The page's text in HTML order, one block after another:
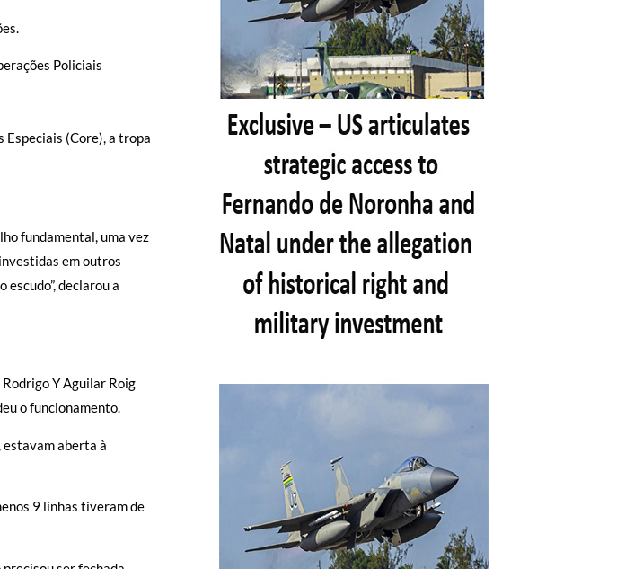
Policiais
Especiais (Core), a tropa
fundamental, uma vez
em outros
declarou a
Y Aguilar Roig
o funcionamento.
estavam aberta à
9 linhas tiveram de